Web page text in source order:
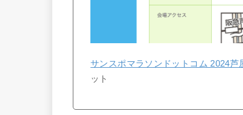
サンスポマラソンドットコム 2024
ット